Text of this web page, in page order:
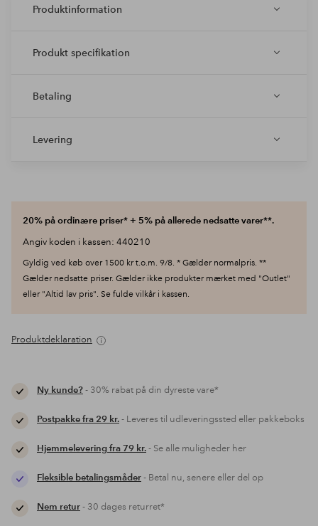
Produktinformation
Produkt specifikation
Betaling
Levering
20% på ordinære priser* + 5% på allerede nedsatte varer**.
Angiv koden i kassen: 440210
Gyldig ved køb over 1500 kr t.o.m. 9/8. * Gælder normalpris. **
Gælder nedsatte priser. Gælder ikke produkter mærket med "Outlet"
eller "Altid lav pris". Se fulde vilkår i kassen.
Produktdeklaration
Ny kunde?- 30% rabat på din dyreste vare*
Postpakke fra 29 kr.- Leveres til udleveringssted eller pakkeboks
Hjemmelevering fra 79 kr.- Se alle muligheder her
Fleksible betalingsmåder- Betal nu, senere eller del op
Nem retur- 30 dages returret*